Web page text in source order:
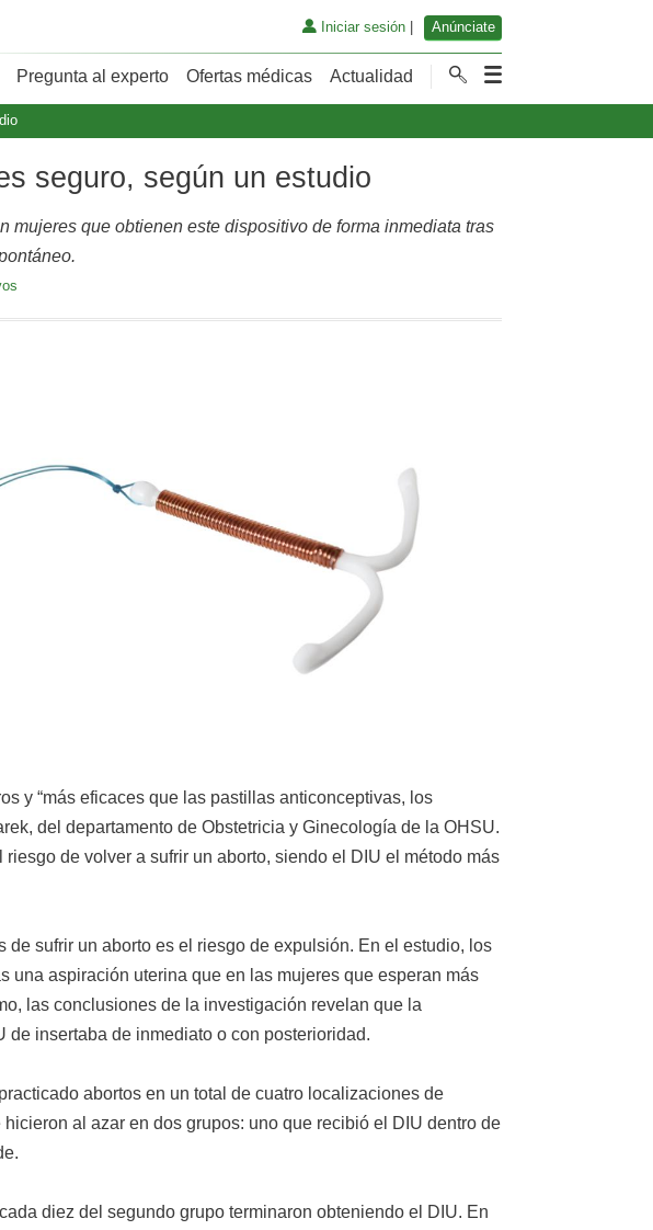
Iniciar sesión| Anúnciate
Pregunta al experto Ofertas médicas Actualidad
seguro, según un estudio
que obtienen este dispositivo de forma inmediata tras
y “más eficaces que las pastillas anticonceptivas, los
del departamento de Obstetricia y Ginecología de la OHSU.
de volver a sufrir un aborto, siendo el DIU el método más
de sufrir un aborto es el riesgo de expulsión. En el estudio, los
una aspiración uterina que en las mujeres que esperan más
las conclusiones de la investigación revelan que la
insertaba de inmediato o con posterioridad.
abortos en un total de cuatro localizaciones de
al azar en dos grupos: uno que recibió el DIU dentro de
diez del segundo grupo terminaron obteniendo el DIU. En